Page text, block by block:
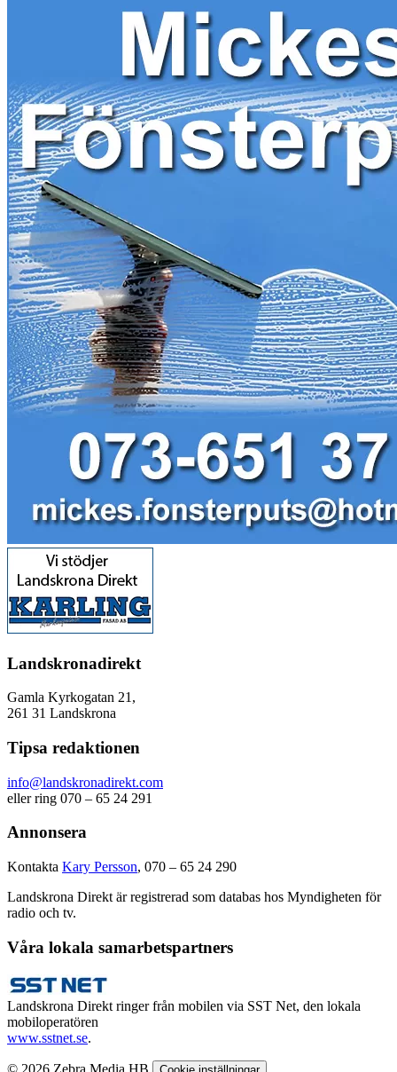
Landskronadirekt
Gamla Kyrkogatan 21,
261 31 Landskrona
Tipsa redaktionen
info@landskronadirekt.com
eller ring 070 – 65 24 291
Annonsera
Kontakta Kary Persson, 070 – 65 24 290
Landskrona Direkt är registrerad som databas hos Myndigheten för
radio och tv.
Våra lokala samarbetspartners
Landskrona Direkt ringer från mobilen via SST Net, den lokala
mobiloperatören
www.sstnet.se.
© 2026 Zebra Media HB